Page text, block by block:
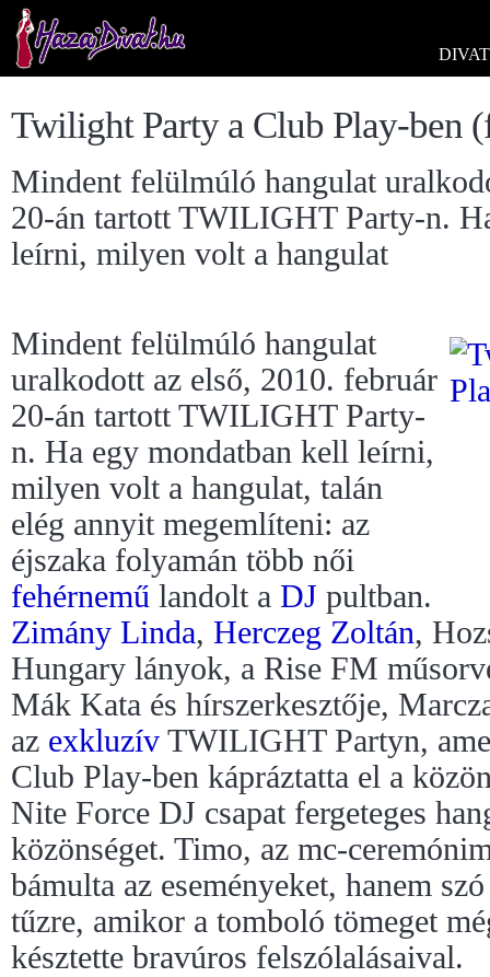
DIVAT
Twilight Party a Club Play-ben
Mindent felülmúló hangulat
20-án tartott TWILIGHT Party-n.
leírni, milyen volt a hangulat
Mindent felülmúló hangulat
uralkodott az első, 2010. február
20-án tartott TWILIGHT Party-
n. Ha egy mondatban kell leírni,
milyen volt a hangulat, talán
elég annyit megemlíteni: az
éjszaka folyamán több női
fehérnemű landolt a DJ pultban.
Zimány Linda, Herczeg Zoltán,
Hungary lányok, a Rise FM
Mák Kata és hírszerkesztője,
az exkluzív TWILIGHT Partyn,
Club Play-ben kápráztatta el a
Nite Force DJ csapat fergeteges
közönséget. Timo, az mc-
bámulta az eseményeket, hanem
tűzre, amikor a tomboló tömeget
késztette bravúros felszólalásaival.